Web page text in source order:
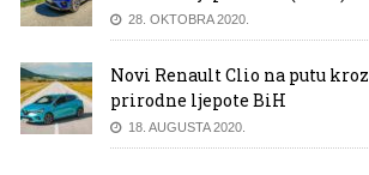
28. OKTOBRA 2020.
Novi Renault Clio na putu kroz
prirodne ljepote BiH
18. AUGUSTA 2020.